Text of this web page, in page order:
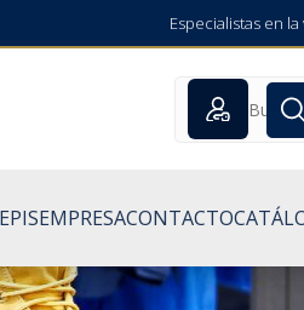
Especialistas en
EPISEMPRESACONTACTO